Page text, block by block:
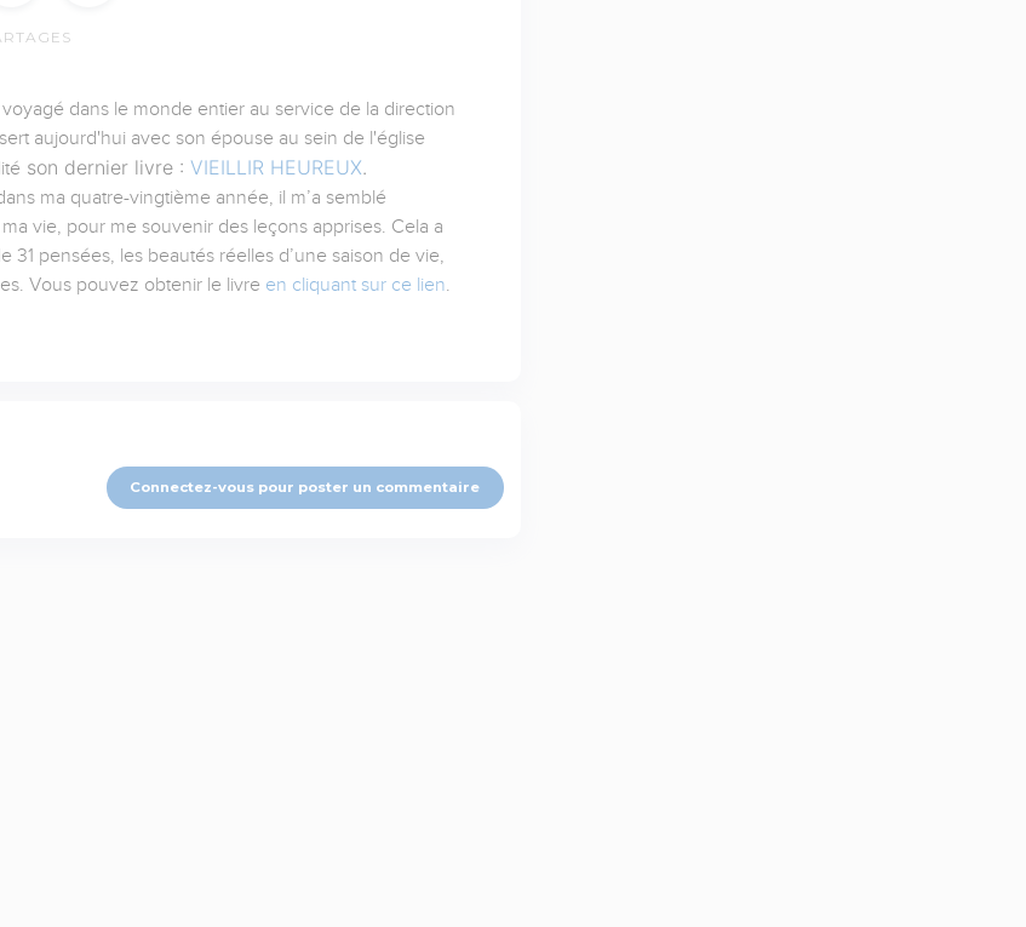
dans le monde entier au service de la direction
aujourd'hui avec son épouse au sein de l'église
son dernier livre : VIEILLIR HEUREUX.
ma quatre-vingtième année, il m’a semblé
vie, pour me souvenir des leçons apprises. Cela a
pensées, les beautés réelles d’une saison de vie,
Vous pouvez obtenir le livre en cliquant sur ce lien.
Connectez-vous pour poster un commentaire